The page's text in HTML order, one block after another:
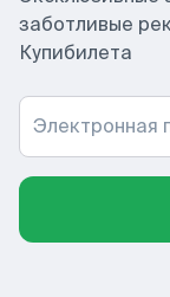
заботливые
Купибилета
Электронная